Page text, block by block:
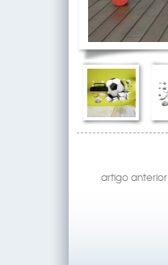
artigo anterior